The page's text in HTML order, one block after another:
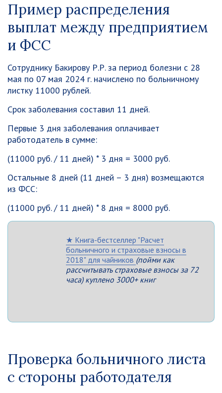
Пример распределения
выплат между предприятием
и ФСС
Сотруднику Бакирову Р.Р. за период болезни с 28
мая по 07 мая 2024 г. начислено по больничному
листку 11000 рублей.
Срок заболевания составил 11 дней.
Первые 3 дня заболевания оплачивает
работодатель в сумме:
(11000 руб. / 11 дней) * 3 дня = 3000 руб.
Остальные 8 дней (11 дней – 3 дня) возмещаются
из ФСС:
(11000 руб. / 11 дней) * 8 дня = 8000 руб.
★ Книга-бестселлер "Расчет
больничного и страховые взносы в
2018" для чайников (пойми как
рассчитывать страховые взносы за 72
часа) куплено 3000+ книг
Проверка больничного листа
с стороны работодателя